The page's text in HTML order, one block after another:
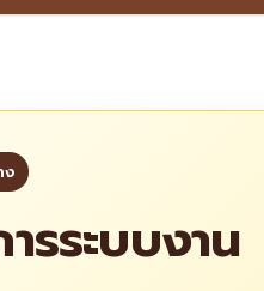
รระบบงาน